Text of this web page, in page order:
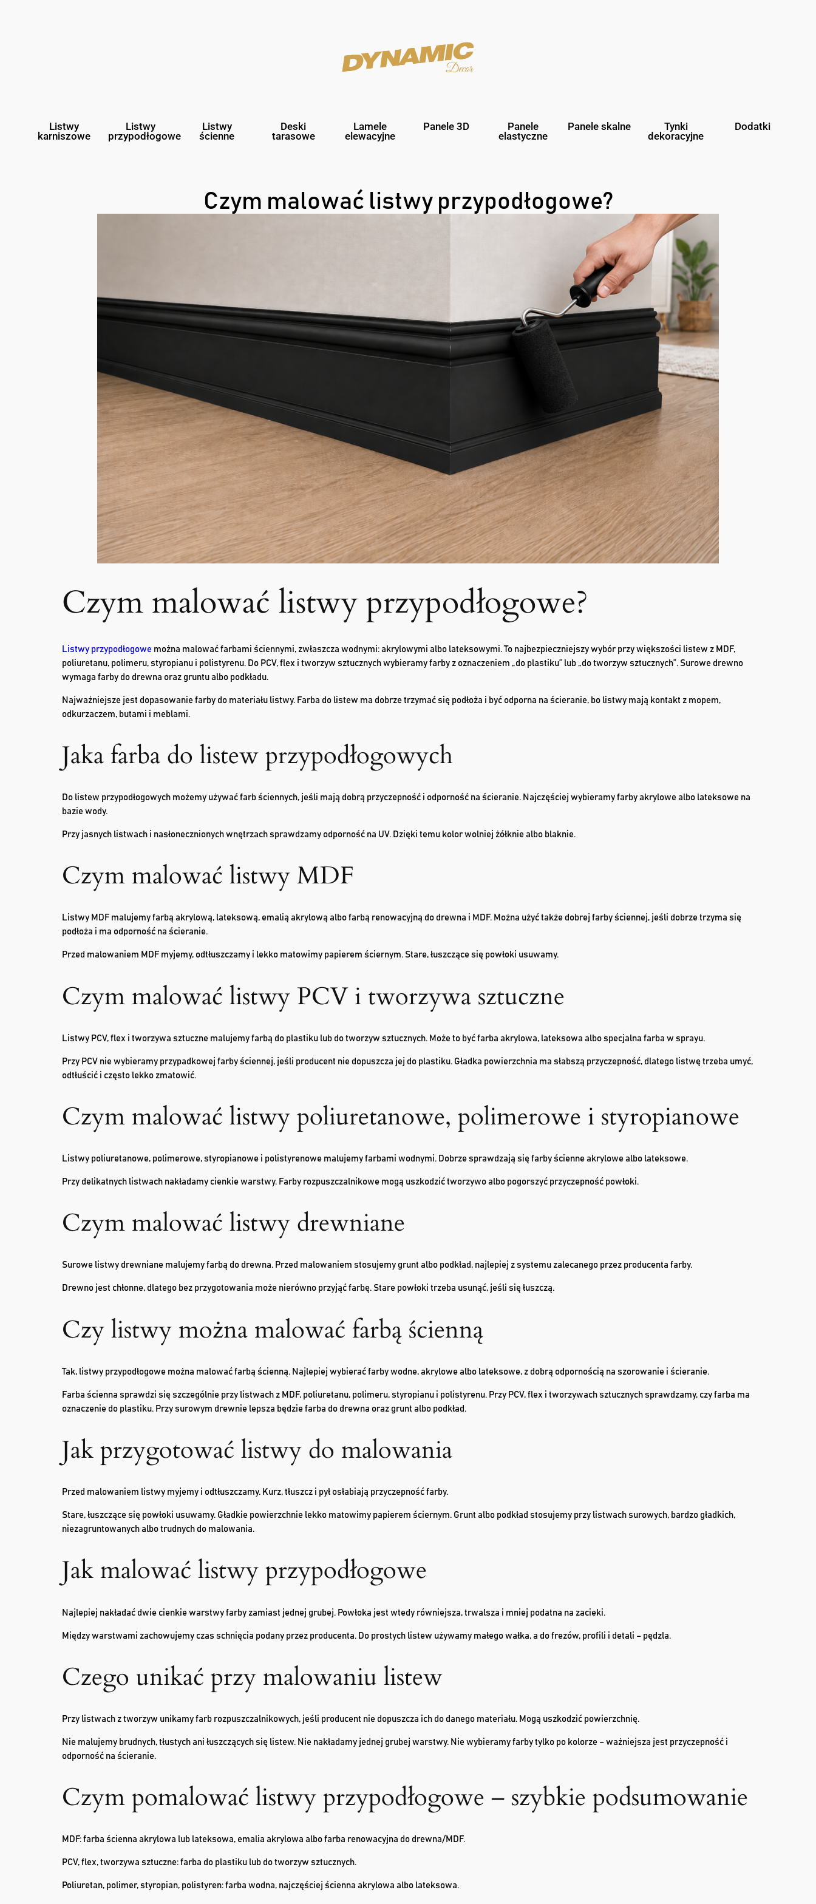
Listwy
karniszowe
Listwy
przypodłogowe
Listwy
ścienne
Deski
tarasowe
Lamele
elewacyjne
Panele 3D
Panele
elastyczne
Panele skalne
Tynki
dekoracyjne
Dodatki
Czym malować listwy przypodłogowe?
Czym malować listwy przypodłogowe?
Listwy przypodłogowe można malować farbami ściennymi, zwłaszcza wodnymi: akrylowymi albo lateksowymi. To najbezpieczniejszy wybór przy większości listew z MDF,
poliuretanu, polimeru, styropianu i polistyrenu. Do PCV, flex i tworzyw sztucznych wybieramy farby z oznaczeniem „do plastiku” lub „do tworzyw sztucznych”. Surowe drewno
wymaga farby do drewna oraz gruntu albo podkładu.
Najważniejsze jest dopasowanie farby do materiału listwy. Farba do listew ma dobrze trzymać się podłoża i być odporna na ścieranie, bo listwy mają kontakt z mopem,
odkurzaczem, butami i meblami.
Jaka farba do listew przypodłogowych
Do listew przypodłogowych możemy używać farb ściennych, jeśli mają dobrą przyczepność i odporność na ścieranie. Najczęściej wybieramy farby akrylowe albo lateksowe na
bazie wody.
Przy jasnych listwach i nasłonecznionych wnętrzach sprawdzamy odporność na UV. Dzięki temu kolor wolniej żółknie albo blaknie.
Czym malować listwy MDF
Listwy MDF malujemy farbą akrylową, lateksową, emalią akrylową albo farbą renowacyjną do drewna i MDF. Można użyć także dobrej farby ściennej, jeśli dobrze trzyma się
podłoża i ma odporność na ścieranie.
Przed malowaniem MDF myjemy, odtłuszczamy i lekko matowimy papierem ściernym. Stare, łuszczące się powłoki usuwamy.
Czym malować listwy PCV i tworzywa sztuczne
Listwy PCV, flex i tworzywa sztuczne malujemy farbą do plastiku lub do tworzyw sztucznych. Może to być farba akrylowa, lateksowa albo specjalna farba w sprayu.
Przy PCV nie wybieramy przypadkowej farby ściennej, jeśli producent nie dopuszcza jej do plastiku. Gładka powierzchnia ma słabszą przyczepność, dlatego listwę trzeba umyć,
odtłuścić i często lekko zmatowić.
Czym malować listwy poliuretanowe, polimerowe i styropianowe
Listwy poliuretanowe, polimerowe, styropianowe i polistyrenowe malujemy farbami wodnymi. Dobrze sprawdzają się farby ścienne akrylowe albo lateksowe.
Przy delikatnych listwach nakładamy cienkie warstwy. Farby rozpuszczalnikowe mogą uszkodzić tworzywo albo pogorszyć przyczepność powłoki.
Czym malować listwy drewniane
Surowe listwy drewniane malujemy farbą do drewna. Przed malowaniem stosujemy grunt albo podkład, najlepiej z systemu zalecanego przez producenta farby.
Drewno jest chłonne, dlatego bez przygotowania może nierówno przyjąć farbę. Stare powłoki trzeba usunąć, jeśli się łuszczą.
Czy listwy można malować farbą ścienną
Tak, listwy przypodłogowe można malować farbą ścienną. Najlepiej wybierać farby wodne, akrylowe albo lateksowe, z dobrą odpornością na szorowanie i ścieranie.
Farba ścienna sprawdzi się szczególnie przy listwach z MDF, poliuretanu, polimeru, styropianu i polistyrenu. Przy PCV, flex i tworzywach sztucznych sprawdzamy, czy farba ma
oznaczenie do plastiku. Przy surowym drewnie lepsza będzie farba do drewna oraz grunt albo podkład.
Jak przygotować listwy do malowania
Przed malowaniem listwy myjemy i odtłuszczamy. Kurz, tłuszcz i pył osłabiają przyczepność farby.
Stare, łuszczące się powłoki usuwamy. Gładkie powierzchnie lekko matowimy papierem ściernym. Grunt albo podkład stosujemy przy listwach surowych, bardzo gładkich,
niezagruntowanych albo trudnych do malowania.
Jak malować listwy przypodłogowe
Najlepiej nakładać dwie cienkie warstwy farby zamiast jednej grubej. Powłoka jest wtedy równiejsza, trwalsza i mniej podatna na zacieki.
Między warstwami zachowujemy czas schnięcia podany przez producenta. Do prostych listew używamy małego wałka, a do frezów, profili i detali – pędzla.
Czego unikać przy malowaniu listew
Przy listwach z tworzyw unikamy farb rozpuszczalnikowych, jeśli producent nie dopuszcza ich do danego materiału. Mogą uszkodzić powierzchnię.
Nie malujemy brudnych, tłustych ani łuszczących się listew. Nie nakładamy jednej grubej warstwy. Nie wybieramy farby tylko po kolorze – ważniejsza jest przyczepność i
odporność na ścieranie.
Czym pomalować listwy przypodłogowe – szybkie podsumowanie
MDF: farba ścienna akrylowa lub lateksowa, emalia akrylowa albo farba renowacyjna do drewna/MDF.
PCV, flex, tworzywa sztuczne: farba do plastiku lub do tworzyw sztucznych.
Poliuretan, polimer, styropian, polistyren: farba wodna, najczęściej ścienna akrylowa albo lateksowa.